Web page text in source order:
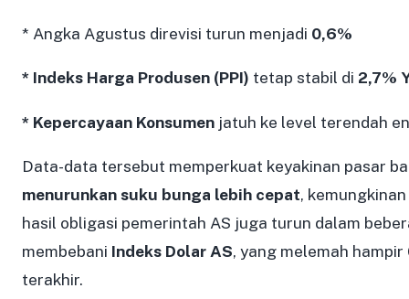
* Angka Agustus direvisi turun menjadi 0,6%
* Indeks Harga Produsen (PPI) tetap stabil di 2,7%
* Kepercayaan Konsumen jatuh ke level terendah
Data-data tersebut memperkuat keyakinan pasar
menurunkan suku bunga lebih cepat,
hasil obligasi pemerintah AS juga turun dalam
membebani Indeks Dolar AS, yang melemah hampir
terakhir.